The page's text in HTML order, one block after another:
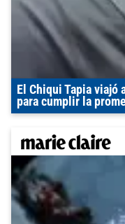
El Chiqui Tapia
para cumplir la